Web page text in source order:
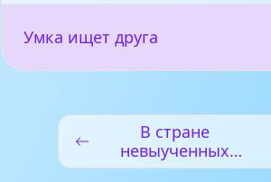
Умка ищет друга
В стране
невыученных
уроков